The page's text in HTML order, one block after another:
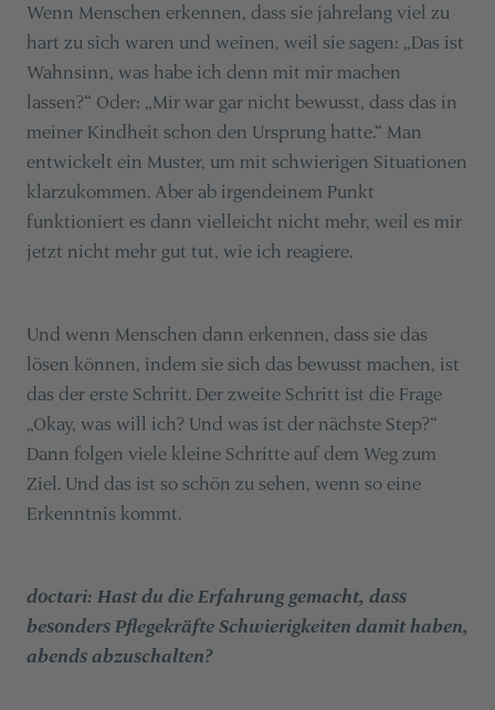
Wenn Menschen erkennen, dass sie jahrelang viel zu
hart zu sich waren und weinen, weil sie sagen: „Das ist
Wahnsinn, was habe ich denn mit mir machen
lassen?“ Oder: „Mir war gar nicht bewusst, dass das in
meiner Kindheit schon den Ursprung hatte.“ Man
entwickelt ein Muster, um mit schwierigen Situationen
klarzukommen. Aber ab irgendeinem Punkt
funktioniert es dann vielleicht nicht mehr, weil es mir
jetzt nicht mehr gut tut, wie ich reagiere.
Und wenn Menschen dann erkennen, dass sie das
lösen können, indem sie sich das bewusst machen, ist
das der erste Schritt. Der zweite Schritt ist die Frage
„Okay, was will ich? Und was ist der nächste Step?“
Dann folgen viele kleine Schritte auf dem Weg zum
Ziel. Und das ist so schön zu sehen, wenn so eine
Erkenntnis kommt.
doctari: Hast du die Erfahrung gemacht, dass
besonders Pflegekräfte Schwierigkeiten damit haben,
abends abzuschalten?